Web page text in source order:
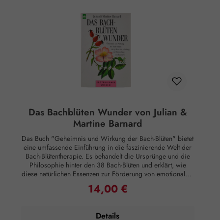
Hülle mit genauer Gebrauchsanleitung. Rechtlicher
Hinweis: Essenzen und Schwingungsmittel sind im Sinne
des Art. 2 der VO (EG) Nr. 178/2002 Lebensmittel und
haben keine direkte, nach klassisch wissenschaftlichen
Maßstäben nachgewiesene Wirkung auf Körper oder
Psyche. Alle Aussagen beziehen sich ausschließlich auf
energetische Aspekte wie Aura, Meridiane, Chakren etc.
Das Bachblüten Wunder von Julian &
Martine Barnard
Das Buch "Geheimnis und Wirkung der Bach-Blüten" bietet
eine umfassende Einführung in die faszinierende Welt der
Bach-Blütentherapie. Es behandelt die Ursprünge und die
Philosophie hinter den 38 Bach-Blüten und erklärt, wie
diese natürlichen Essenzen zur Förderung von emotionalem
und seelischem Wohlbefinden eingesetzt werden können.
Ein wesentlicher Bestandteil des Buches ist die praktische
Regulärer Preis:
14,00 €
Details